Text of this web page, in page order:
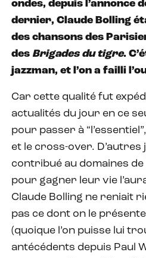
ondes, depuis l’annonce
dernier, Claude Bolling
des chansons des
des Brigades du tigre.
jazzman, et l’on a failli
Car cette qualité fut
actualités du jour en ce
pour passer à
et le cross-over. D’autres
contribué au domaines
pour gagner leur vie
Claude Bolling ne reniait
pas ce dont on le
(quoique l’on puisse lui
antécédents depuis Paul